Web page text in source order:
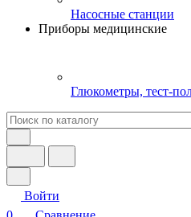
Насосные станции
Приборы медицинские
Глюкометры, тест-
Войти